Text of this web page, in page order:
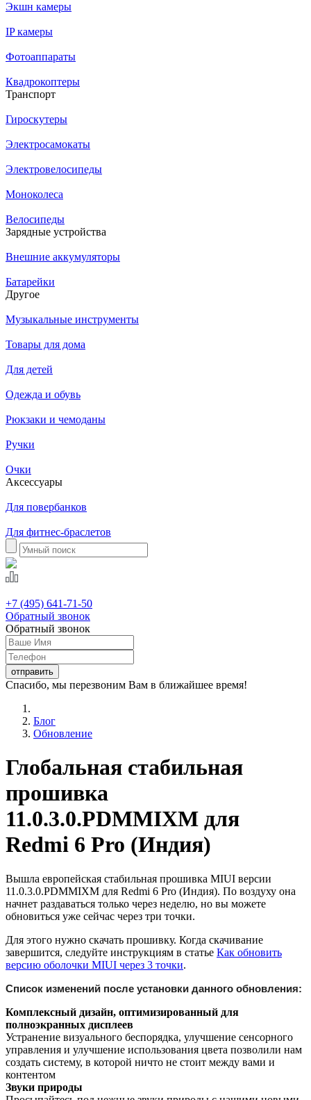
Экшн камеры
IP камеры
Фотоаппараты
Квадрокоптеры
Транспорт
Гироскутеры
Электросамокаты
Электровелосипеды
Моноколеса
Велосипеды
Зарядные устройства
Внешние аккумуляторы
Батарейки
Другое
Музыкальные инструменты
Товары для дома
Для детей
Одежда и обувь
Рюкзаки и чемоданы
Ручки
Очки
Аксессуары
Для повербанков
Для фитнес-браслетов
+7 (495) 641-71-50
Обратный звонок
Обратный звонок
Спасибо, мы перезвоним Вам в ближайшее время!
Блог
Обновление
Глобальная стабильная
прошивка
11.0.3.0.PDMMIXM для
Redmi 6 Pro (Индия)
Вышла европейская стабильная прошивка MIUI версии
11.0.3.0.PDMMIXM для Redmi 6 Pro (Индия). По воздуху она
начнет раздаваться только через неделю, но вы можете
обновиться уже сейчас через три точки.
Для этого нужно скачать прошивку. Когда скачивание
завершится, следуйте инструкциям в статье Как обновить
версию оболочки MIUI через 3 точки.
Список изменений после установки данного обновления:
Комплексный дизайн, оптимизированный для
полноэкранных дисплеев
Устранение визуального беспорядка, улучшение сенсорного
управления и улучшение использования цвета позволили нам
создать систему, в которой ничто не стоит между вами и
контентом
Звуки природы